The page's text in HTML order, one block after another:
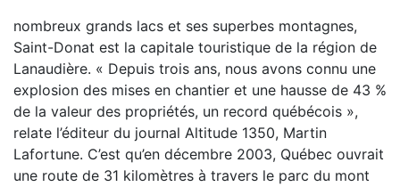
nombreux grands lacs et ses superbes montagnes,
Saint-Donat est la capitale touristique de la région de
Lanaudière. « Depuis trois ans, nous avons connu une
explosion des mises en chantier et une hausse de 43 %
de la valeur des propriétés, un record québécois »,
relate l’éditeur du journal Altitude 1350, Martin
Lafortune. C’est qu’en décembre 2003, Québec ouvrait
une route de 31 kilomètres à travers le parc du mont